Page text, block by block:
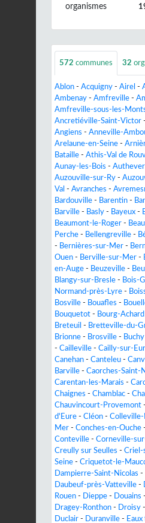
organismes
572 communes 32
Ablon - Acquigny - Airel -
Ambenay - Amfreville -
Amfreville-sous-les-
Ancretiéville-Saint-Victor -
Angiens - Anneville-
Arelaune-en-Seine -
Bataille - Athis-Val de
Aunay-les-Bois -
Auzouville-sur-Ry -
Val - Avranches -
Bardouville - Barentin -
Barville - Basly - Bayeux -
Beaumont-le-Roger -
Perche - Bellengreville -
- Bernières-sur-Mer -
Ouen - Berville-sur-Mer -
en-Auge - Beuzeville -
Blangy-sur-Bresle - Bois-
Normand-près-Lyre -
Bosville - Bouafles -
Bouquetot - Bourg-Achard
Breteuil - Bretteville-du-
Brionne - Brosville - Buchy
- Cailleville - Cailly-sur-
Canehan - Canteleu -
Barville - Caorches-Saint-
Carentan-les-Marais -
Chaignes - Chamblac -
Chauvincourt-Provemont -
d'Eure - Cléon -
Mer - Conches-en-Ouche -
Conteville - Corneville-
Creully sur Seulles - Criel-
Seine - Criquetot-le-
Dampierre-Saint-Nicolas -
Daubeuf-près-Vatteville -
Rouen - Dieppe - Douains -
Dragey-Ronthon - Droisy -
Duclair - Duranville -